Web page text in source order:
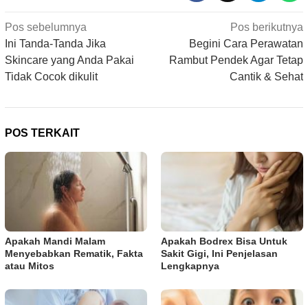
Navigasi
pos
Pos sebelumnya
Ini Tanda-Tanda Jika
Skincare yang Anda Pakai
Tidak Cocok dikulit
Pos berikutnya
Begini Cara Perawatan
Rambut Pendek Agar Tetap
Cantik & Sehat
POS TERKAIT
Apakah Mandi Malam
Menyebabkan Rematik, Fakta
atau Mitos
Apakah Bodrex Bisa Untuk
Sakit Gigi, Ini Penjelasan
Lengkapnya